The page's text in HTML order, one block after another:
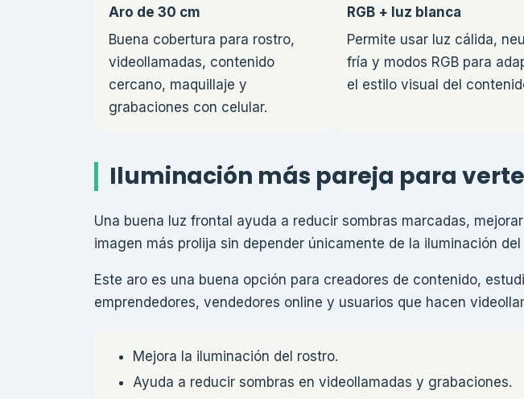
Aro de 30 cm
Buena cobertura para rostro,
videollamadas, contenido
cercano, maquillaje y
grabaciones con celular.
RGB + luz blanca
Permite usar luz cálida,
fría y modos RGB para
el estilo visual del
Iluminación más pareja para
Una buena luz frontal ayuda a reducir sombras marcadas,
imagen más prolija sin depender únicamente de la iluminación del
Este aro es una buena opción para creadores de contenido,
emprendedores, vendedores online y usuarios que hacen
Mejora la iluminación del rostro.
Ayuda a reducir sombras en videollamadas y grabaciones.